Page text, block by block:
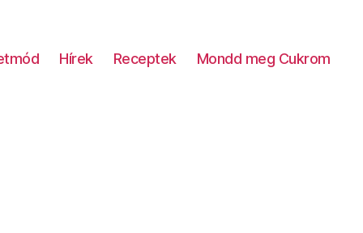
Hírek Receptek Mondd meg Cukrom